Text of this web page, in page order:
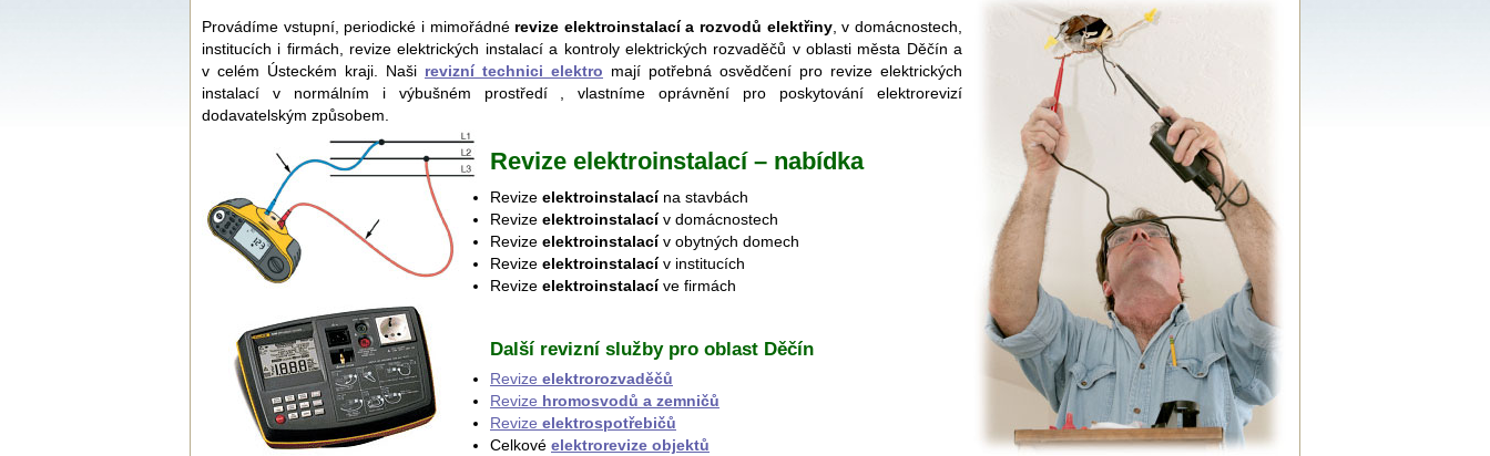
Provádíme vstupní, periodické i mimořádné revize elektroinstalací a rozvodů elektřiny, v domácnostech,
institucích i firmách, revize elektrických instalací a kontroly elektrických rozvaděčů v oblasti města Děčín a
v celém Ústeckém kraji. Naši revizní technici elektro mají potřebná osvědčení pro revize elektrických
instalací v normálním i výbušném prostředí , vlastníme oprávnění pro poskytování elektrorevizí
dodavatelským způsobem.
Revize elektroinstalací – nabídka
Revize elektroinstalacína stavbách
Revize elektroinstalacív domácnostech
Revize elektroinstalacív obytných domech
Revize elektroinstalacív institucích
Revize elektroinstalacíve firmách
Další revizní služby pro oblast Děčín
Revize elektrorozvaděčů
Revize hromosvodů a zemničů
Revize elektrospotřebičů
Celkové elektrorevize objektů